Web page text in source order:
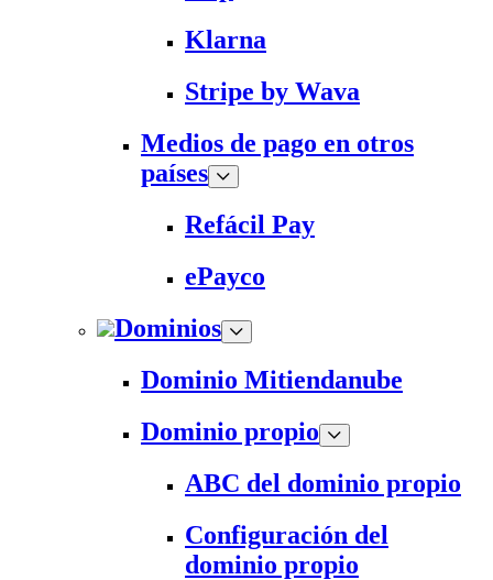
Klarna
Stripe by Wava
Medios de pago en otros
países
Refácil Pay
ePayco
Dominios
Dominio Mitiendanube
Dominio propio
ABC del dominio propio
Configuración del
dominio propio